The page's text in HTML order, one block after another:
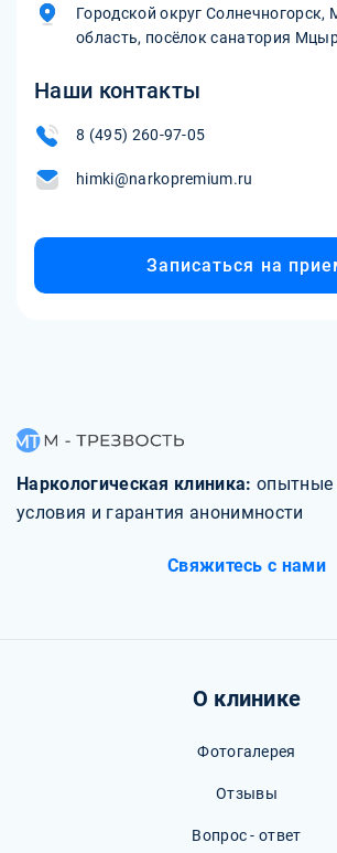
Городской округ Солнечногорск,
область, посёлок санатория
Наши контакты
8 (495) 260-97-05
himki@narkopremium.ru
Записаться на
Наркологическая клиника: опытные
условия и гарантия анонимности
Свяжитесь с нами
О клинике
Фотогалерея
Отзывы
Вопрос - ответ